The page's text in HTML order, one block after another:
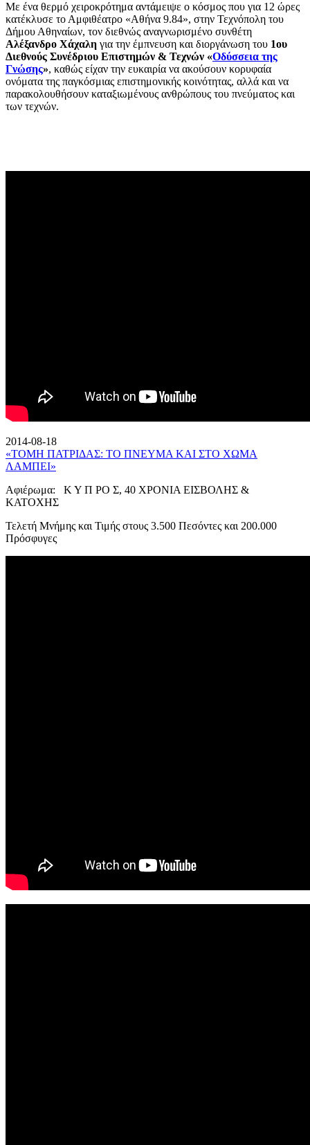
Με ένα θερμό χειροκρότημα αντάμειψε ο κόσμος που για 12 ώρες
κατέκλυσε το Αμφιθέατρο «Αθήνα 9.84», στην Τεχνόπολη του
Δήμου Αθηναίων, τον διεθνώς αναγνωρισμένο συνθέτη
Αλέξανδρο Χάχαλη για την έμπνευση και διοργάνωση του 1ου
Διεθνούς Συνέδριου Επιστημών & Τεχνών «Οδύσσεια της
Γνώσης», καθώς είχαν την ευκαιρία να ακούσουν κορυφαία
ονόματα της παγκόσμιας επιστημονικής κοινότητας, αλλά και να
παρακολουθήσουν καταξιωμένους ανθρώπους του πνεύματος και
των τεχνών.
2014-08-18
«ΤΟΜΗ ΠΑΤΡΙΔΑΣ: ΤΟ ΠΝΕΥΜΑ ΚΑΙ ΣΤΟ ΧΩΜΑ
ΛΑΜΠΕΙ»
Αφιέρωμα: Κ Υ Π ΡΟ Σ, 40 ΧΡΟΝΙΑ ΕΙΣΒΟΛΗΣ &
ΚΑΤΟΧΗΣ
Τελετή Μνήμης και Τιμής στους 3.500 Πεσόντες και 200.000
Πρόσφυγες